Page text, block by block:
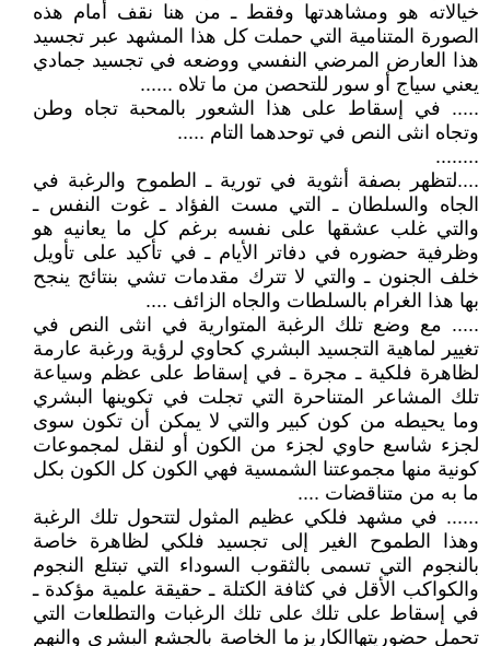
خيالاته هو ومشاهدتها وفقط ـ من هنا نقف أمام هذه
الصورة المتنامية التي حملت كل هذا المشهد عبر تجسيد
هذا العارض المرضي النفسي ووضعه في تجسيد جمادي
يعني سياج أو سور للتحصن من ما تلاه ......
..... في إسقاط على هذا الشعور بالمحبة تجاه وطن
وتجاه انثى النص في توحدهما التام .....
........
....لتظهر بصفة أنثوية في تورية ـ الطموح والرغبة في
الجاه والسلطان ـ التي مست الفؤاد ـ غوت النفس ـ
والتي غلب عشقها على نفسه برغم كل ما يعانيه هو
وظرفية حضوره في دفاتر الأيام ـ في تأكيد على تأويل
خلف الجنون ـ والتي لا تترك مقدمات تشي بنتائج ينجح
بها هذا الغرام بالسلطات والجاه الزائف ....
..... مع وضع تلك الرغبة المتوارية في انثى النص في
تغيير لماهية التجسيد البشري كحاوي لرؤية ورغبة عارمة
لظاهرة فلكية ـ مجرة ـ في إسقاط على عظم وسياعة
تلك المشاعر المتناحرة التي تجلت في تكوينها البشري
وما يحيطه من كون كبير والتي لا يمكن أن تكون سوى
لجزء شاسع حاوي لجزء من الكون أو لنقل لمجموعات
كونية منها مجموعتنا الشمسية فهي الكون كل الكون بكل
ما به من متناقضات ....
...... في مشهد فلكي عظيم المثول لتتحول تلك الرغبة
وهذا الطموح الغير إلى تجسيد فلكي لظاهرة خاصة
بالنجوم التي تسمى بالثقوب السوداء التي تبتلع النجوم
والكواكب الأقل في كثافة الكتلة ـ حقيقة علمية مؤكدة ـ
في إسقاط على تلك على تلك الرغبات والتطلعات التي
تحمل حضوريتهاالكاريزما الخاصة بالجشع البشري والنهم